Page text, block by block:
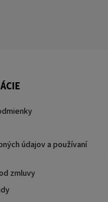
údajov a používaní
zmluvy